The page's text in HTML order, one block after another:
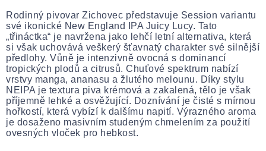
Rodinný pivovar Zichovec představuje Session variantu
své ikonické New England IPA Juicy Lucy. Tato
„třináctka“ je navržena jako lehčí letní alternativa, která
si však uchovává veškerý šťavnatý charakter své silnější
předlohy. Vůně je intenzivně ovocná s dominancí
tropických plodů a citrusů. Chuťové spektrum nabízí
vrstvy manga, ananasu a žlutého melounu. Díky stylu
NEIPA je textura piva krémová a zakalená, tělo je však
příjemně lehké a osvěžující. Doznívání je čisté s mírnou
hořkostí, která vybízí k dalšímu napití. Výrazného aroma
je dosaženo masivním studeným chmelením za použití
ovesných vloček pro hebkost.